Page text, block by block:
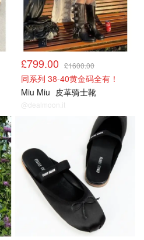
£799.00 £1600.00
同系列 38-40黄金码全有！
Miu Miu 皮革骑士靴
@dealmoon.it